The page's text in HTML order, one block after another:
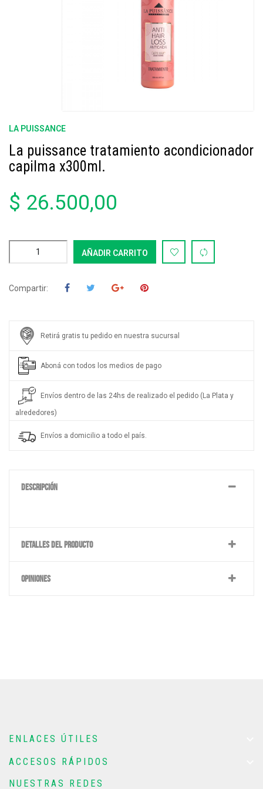
LA PUISSANCE
La puissance tratamiento acondicionador
capilma x300ml.
$ 26.500,00
AÑADIR CARRITO
Compartir:
Retirá gratis tu pedido en nuestra sucursal
Aboná con todos los medios de pago
Envíos dentro de las 24hs de realizado el pedido (La Plata y
alrededores)
Envíos a domicilio a todo el país.
DESCRIPCIÓN
DETALLES DEL PRODUCTO
OPINIONES
ENLACES ÚTILES
ACCESOS RÁPIDOS
NUESTRAS REDES